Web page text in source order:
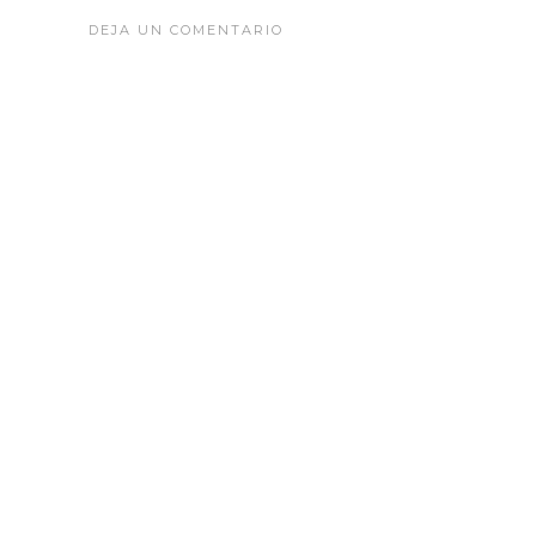
DEJA UN COMENTARIO